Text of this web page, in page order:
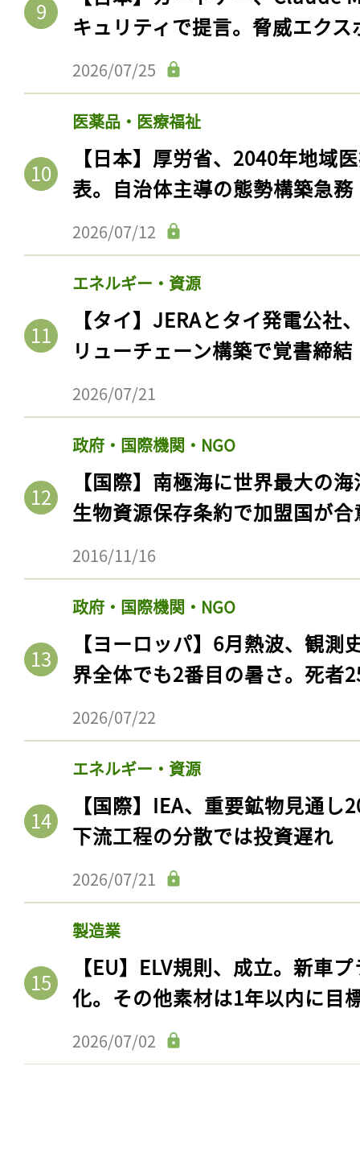
キュリティで提言。脅威エク
2026/07/25
医薬品・医療福祉
【日本】厚労省、2040年地域
表。自治体主導の態勢構築急務
2026/07/12
エネルギー・資源
【タイ】JERAとタイ発電公社
リューチェーン構築で覚書締結
2026/07/21
政府・国際機関・NGO
【国際】南極海に世界最大の
生物資源保存条約で加盟国が合
2016/11/16
政府・国際機関・NGO
【ヨーロッパ】6月熱波、観
界全体でも2番目の暑さ。死者
2026/07/22
エネルギー・資源
【国際】IEA、重要鉱物見通
下流工程の分散では投資遅れ
2026/07/21
製造業
【EU】ELV規則、成立。新車
化。その他素材は1年以内に目
2026/07/02
会員登録